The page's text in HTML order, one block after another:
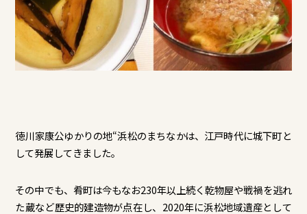
徳川家康公ゆかりの地“浜松のまちなかは、江戸時代に城下町と
して発展してきました。
その中でも、肴町は今もなお230年以上続く乾物屋や戦禍を逃れ
た蔵など歴史的建造物が点在し、2020年に浜松地域遺産として